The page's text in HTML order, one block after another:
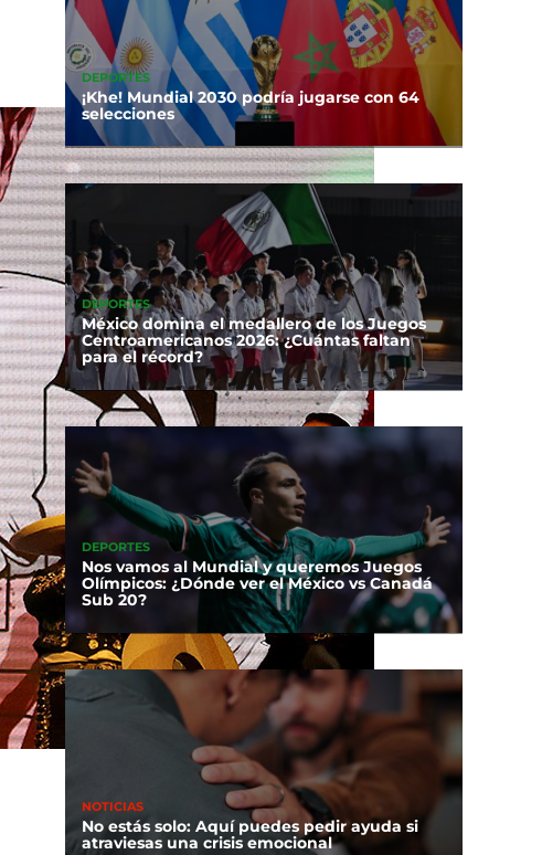
DEPORTES
¡Khe! Mundial 2030 podría jugarse con 64
selecciones
DEPORTES
México domina el medallero de los Juegos
Centroamericanos 2026: ¿Cuántas faltan
para el récord?
DEPORTES
Nos vamos al Mundial y queremos Juegos
Olímpicos: ¿Dónde ver el México vs Canadá
Sub 20?
NOTICIAS
No estás solo: Aquí puedes pedir ayuda si
atraviesas una crisis emocional